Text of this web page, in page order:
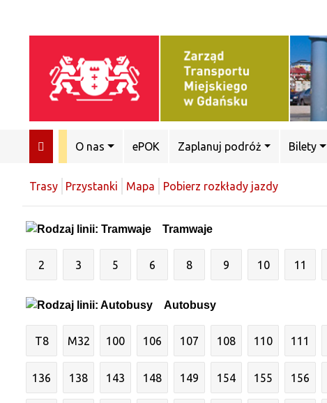
O nas ePOK Zaplanuj podróż Bilety
Trasy Przystanki Mapa Pobierz rozkłady jazdy
Tramwaje
2 3 5 6 8 9 10 11
Autobusy
T8 M32 100 106 107 108 110 111
136 138 143 148 149 154 155 156